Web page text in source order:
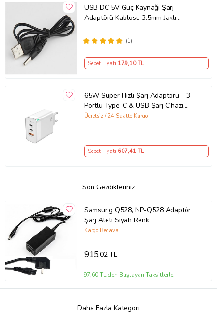
USB DC 5V Güç Kaynağı Şarj
Adaptörü Kablosu 3.5mm Jaklı
(1)
Sepet Fiyatı 179,10 TL
65W Süper Hızlı Şarj Adaptörü – 3
Portlu Type-C & USB Şarj Cihazı,
GaN Teknolojili 65W Hızlı Şarj Cihazı
Adaptörü – Type-C ve USB Çıkışlı,
Evrensel 65W Duvar Tipi Şarj
Ücretsiz / 24 Saatte Kargo
Sepet Fiyatı 607,41 TL
Son Gezdikleriniz
Samsung Q528, NP-Q528 Adaptör
Şarj Aleti Siyah Renk
Kargo Bedava
915,02 TL
97,60 TL'den Başlayan Taksitlerle
Daha Fazla Kategori